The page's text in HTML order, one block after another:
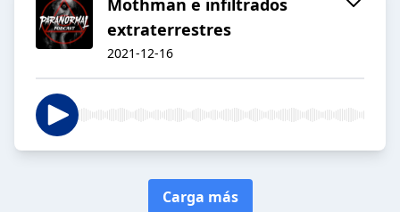
Mothman e infiltrados
extraterrestres
2021-12-16
Carga más